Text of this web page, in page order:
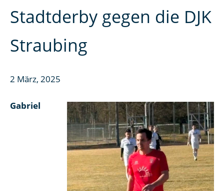
Stadtderby gegen die DJK
Straubing
2 März, 2025
Gabriel